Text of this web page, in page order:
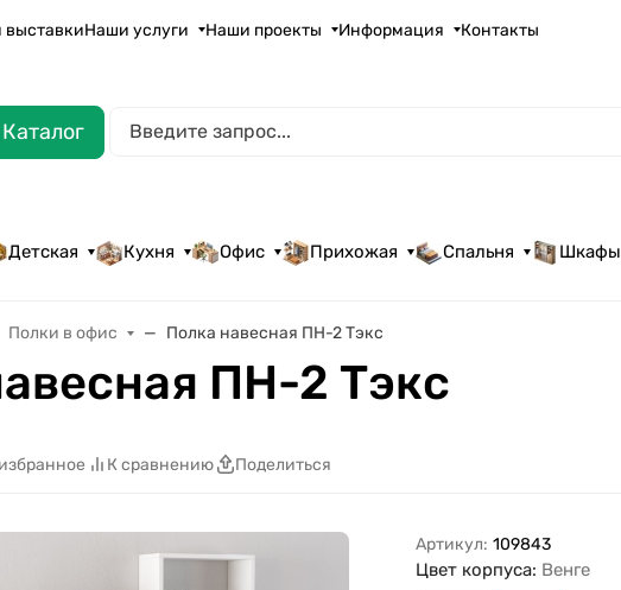
Наши услуги Наши проекты Информация Контакты
Каталог
Детская Кухня Офис Прихожая Спальня Шкафы
Полки в офис Полка навесная ПН-2 Тэкс
ПН-2 Тэкс
К сравнению Поделиться
Артикул: 109843
Цвет корпуса: Венге